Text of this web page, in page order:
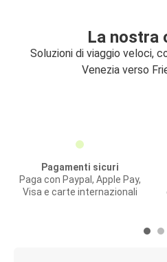
La nostra
Soluzioni di viaggio veloci,
Venezia verso
Pagamenti sicuri
Paga con Paypal, Apple Pay,
Visa e carte internazionali